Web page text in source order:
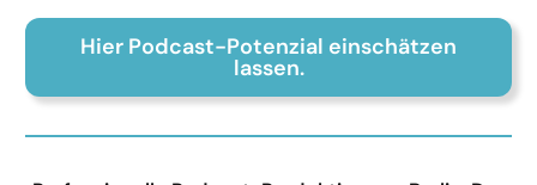
Hier Podcast-Potenzial einschätzen
lassen.